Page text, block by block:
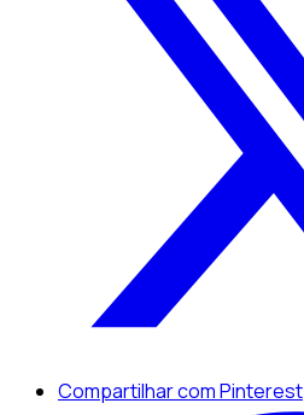
Compartilhar com Pinterest